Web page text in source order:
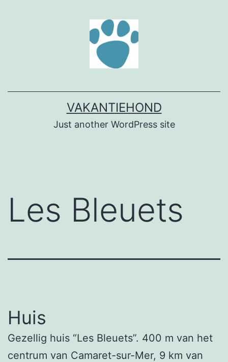
VAKANTIEHOND
Just another WordPress site
Les Bleuets
Huis
Gezellig huis “Les Bleuets”. 400 m van het
centrum van Camaret-sur-Mer, 9 km van